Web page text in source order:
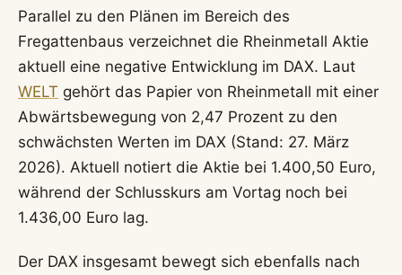
Parallel zu den Plänen im Bereich des
Fregattenbaus verzeichnet die Rheinmetall Aktie
aktuell eine negative Entwicklung im DAX. Laut
WELT gehört das Papier von Rheinmetall mit einer
Abwärtsbewegung von 2,47 Prozent zu den
schwächsten Werten im DAX (Stand: 27. März
2026). Aktuell notiert die Aktie bei 1.400,50 Euro,
während der Schlusskurs am Vortag noch bei
1.436,00 Euro lag.
Der DAX insgesamt bewegt sich ebenfalls nach